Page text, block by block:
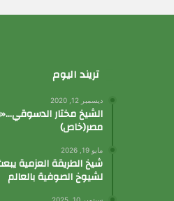
تريند اليوم
ديسمبر 12, 2020
الشيخ مختار
مصر(خاص)
مايو 19, 2026
شيخ الطريقة العزمية
لشيوخ الصوفية بالعالم